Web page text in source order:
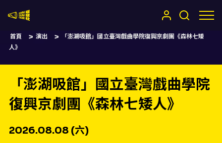
首頁 演出
「澎湖吸館」國立臺灣戲曲學院復興京劇團《森林七矮
人》
「澎湖吸館」國立臺灣戲曲學院
復興京劇團《森林七矮人》
2026.08.08 (六)